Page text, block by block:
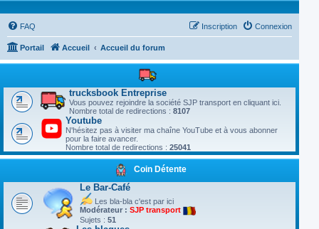
FAQ Connexion
Inscription
Portail Accueil Accueil du forum
trucksbook Entreprise
Vous pouvez rejoindre la société SJP transport en cliquant ici.
Nombre total de redirections : 8107
Youtube
N'hésitez pas à visiter ma chaîne YouTube et à vous abonner
pour la faire avancer.
Nombre total de redirections : 25041
Coin Détente
Le Bar-Café
Les bla-bla c'est par ici
Modérateur : SJP transport
Sujets : 51